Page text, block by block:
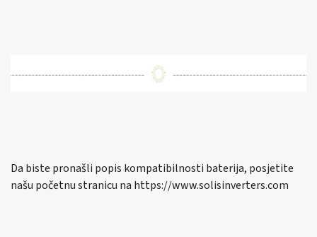
Da biste pronašli popis kompatibilnosti baterija, posjetite
našu početnu stranicu na https://www.solisinverters.com